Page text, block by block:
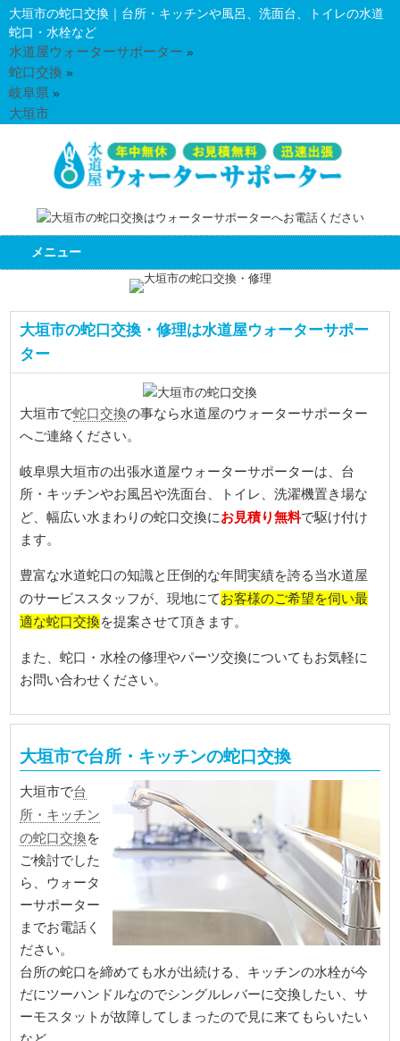
大垣市の蛇口交換｜台所・キッチンや風呂、洗面台、トイレの水道
蛇口・水栓など
水道屋ウォーターサポーター »
蛇口交換 »
岐阜県 »
大垣市
メニュー
大垣市の蛇口交換・修理は水道屋ウォーターサポー
ター
大垣市で蛇口交換の事なら水道屋のウォーターサポーター
へご連絡ください。
岐阜県大垣市の出張水道屋ウォーターサポーターは、台
所・キッチンやお風呂や洗面台、トイレ、洗濯機置き場な
ど、幅広い水まわりの蛇口交換にお見積り無料で駆け付け
ます。
豊富な水道蛇口の知識と圧倒的な年間実績を誇る当水道屋
のサービススタッフが、現地にてお客様のご希望を伺い最
適な蛇口交換を提案させて頂きます。
また、蛇口・水栓の修理やパーツ交換についてもお気軽に
お問い合わせください。
大垣市で台所・キッチンの蛇口交換
大垣市で台
所・キッチン
の蛇口交換を
ご検討でした
ら、ウォータ
ーサポーター
までお電話く
ださい。
台所の蛇口を締めても水が出続ける、キッチンの水栓が今
だにツーハンドルなのでシングルレバーに交換したい、サ
ーモスタットが故障してしまったので見に来てもらいたい